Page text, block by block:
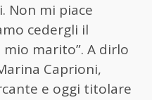
Non mi piace
cedergli il
marito”. A dirlo
Caprioni,
e oggi titolare